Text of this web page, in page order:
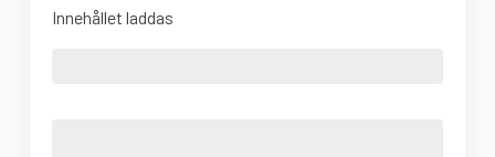
Innehållet laddas